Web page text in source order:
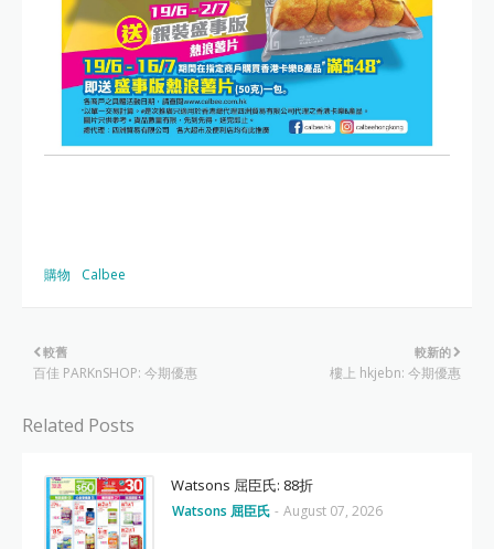
購物 Calbee
較新的
樓上 hkjebn: 今期優惠
較舊
百佳 PARKnSHOP: 今期優惠
Related Posts
Watsons 屈臣氏: 88折
Watsons 屈臣氏 - August 07, 2026